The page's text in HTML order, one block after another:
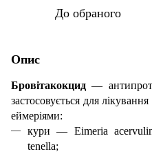
До обраного
Опис
Бровітакокцид —
застосовується для
еймеріями:
кури — Eimeria
tenella;